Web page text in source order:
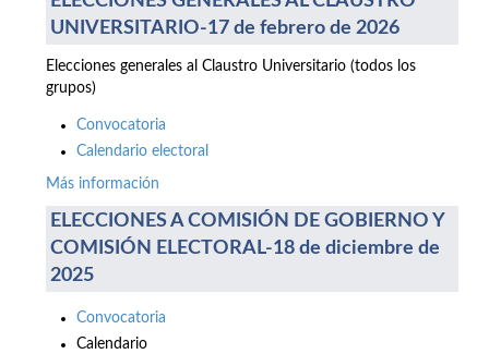
UNIVERSITARIO-17 de febrero de 2026
Elecciones generales al Claustro Universitario (todos los
grupos)
Convocatoria
Calendario electoral
Más información
ELECCIONES A COMISIÓN DE GOBIERNO Y
COMISIÓN ELECTORAL-18 de diciembre de
2025
Convocatoria
Calendario